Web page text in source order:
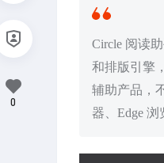
Circle 阅读
和排版引擎
辅助产品，
器、Edge 浏
0